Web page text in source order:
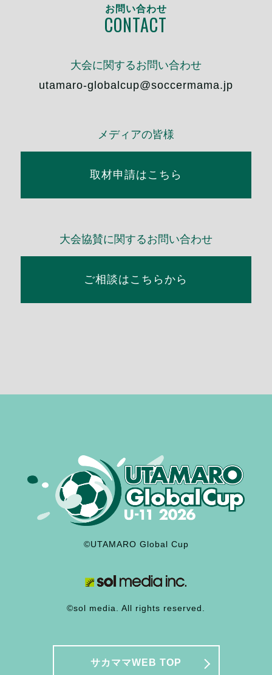
お問い合わせ
CONTACT
大会に関するお問い合わせ
utamaro-globalcup@soccermama.jp
メディアの皆様
取材申請はこちら
大会協賛に関するお問い合わせ
ご相談はこちらから
©UTAMARO Global Cup
©sol media. All rights reserved.
サカママWEB TOP